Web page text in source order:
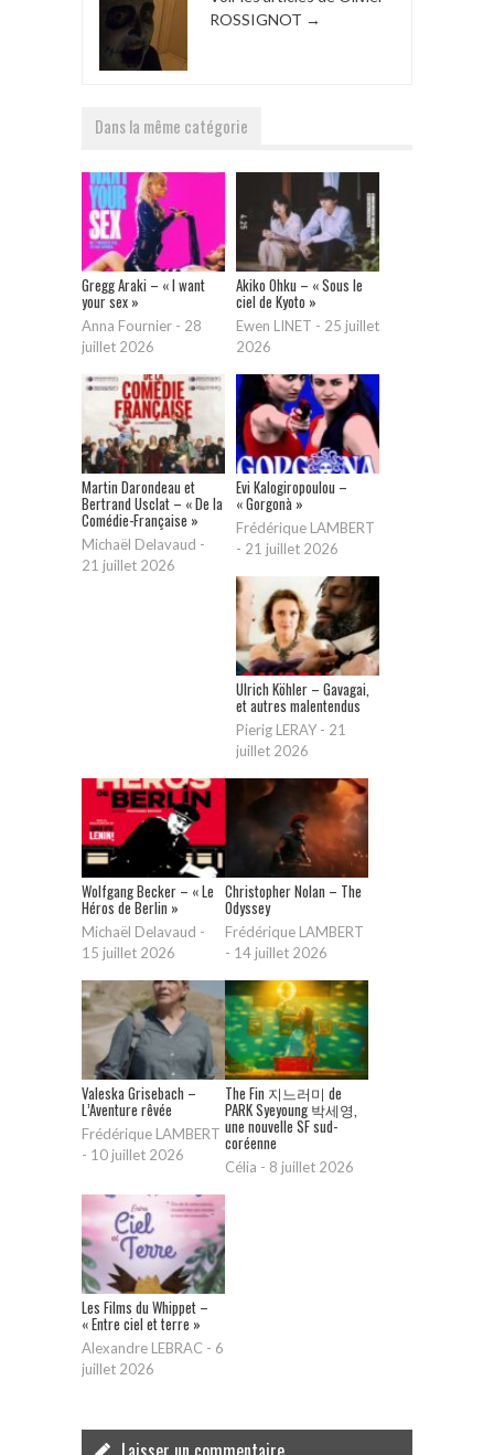
ROSSIGNOT →
Dans la même catégorie
Gregg Araki – « I want
your sex »
Anna Fournier - 28
juillet 2026
Akiko Ohku – « Sous le
ciel de Kyoto »
Ewen LINET - 25 juillet
2026
Martin Darondeau et
Bertrand Usclat – « De la
Comédie-Française »
Michaël Delavaud -
21 juillet 2026
Evi Kalogiropoulou –
« Gorgonà »
Frédérique LAMBERT
- 21 juillet 2026
Ulrich Köhler – Gavagai,
et autres malentendus
Pierig LERAY - 21
juillet 2026
Wolfgang Becker – « Le
Héros de Berlin »
Michaël Delavaud -
15 juillet 2026
Christopher Nolan – The
Odyssey
Frédérique LAMBERT
- 14 juillet 2026
Valeska Grisebach –
L’Aventure rêvée
Frédérique LAMBERT
- 10 juillet 2026
The Fin 지느러미 de
PARK Syeyoung 박세영,
une nouvelle SF sud-
coréenne
Célia - 8 juillet 2026
Les Films du Whippet –
« Entre ciel et terre »
Alexandre LEBRAC - 6
juillet 2026